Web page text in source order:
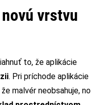
vrstvu
to, že aplikácie
. Pri príchode aplikácie
malvér neobsahuje, no